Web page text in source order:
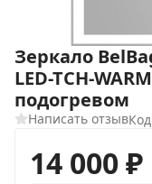
Зеркало
LED-TCH-
подогревом
Написать отзыв
14 000₽